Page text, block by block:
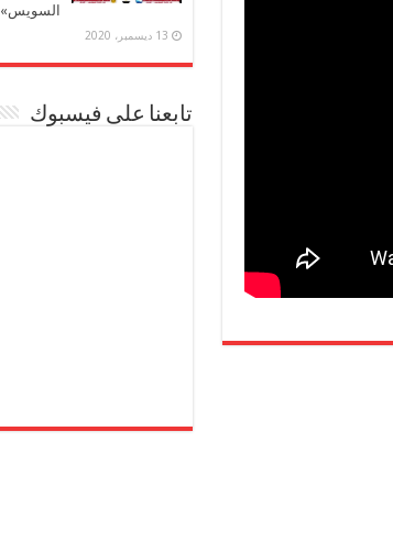
السويس»
13 ديسمبر، 2020
تابعنا على فيسبوك